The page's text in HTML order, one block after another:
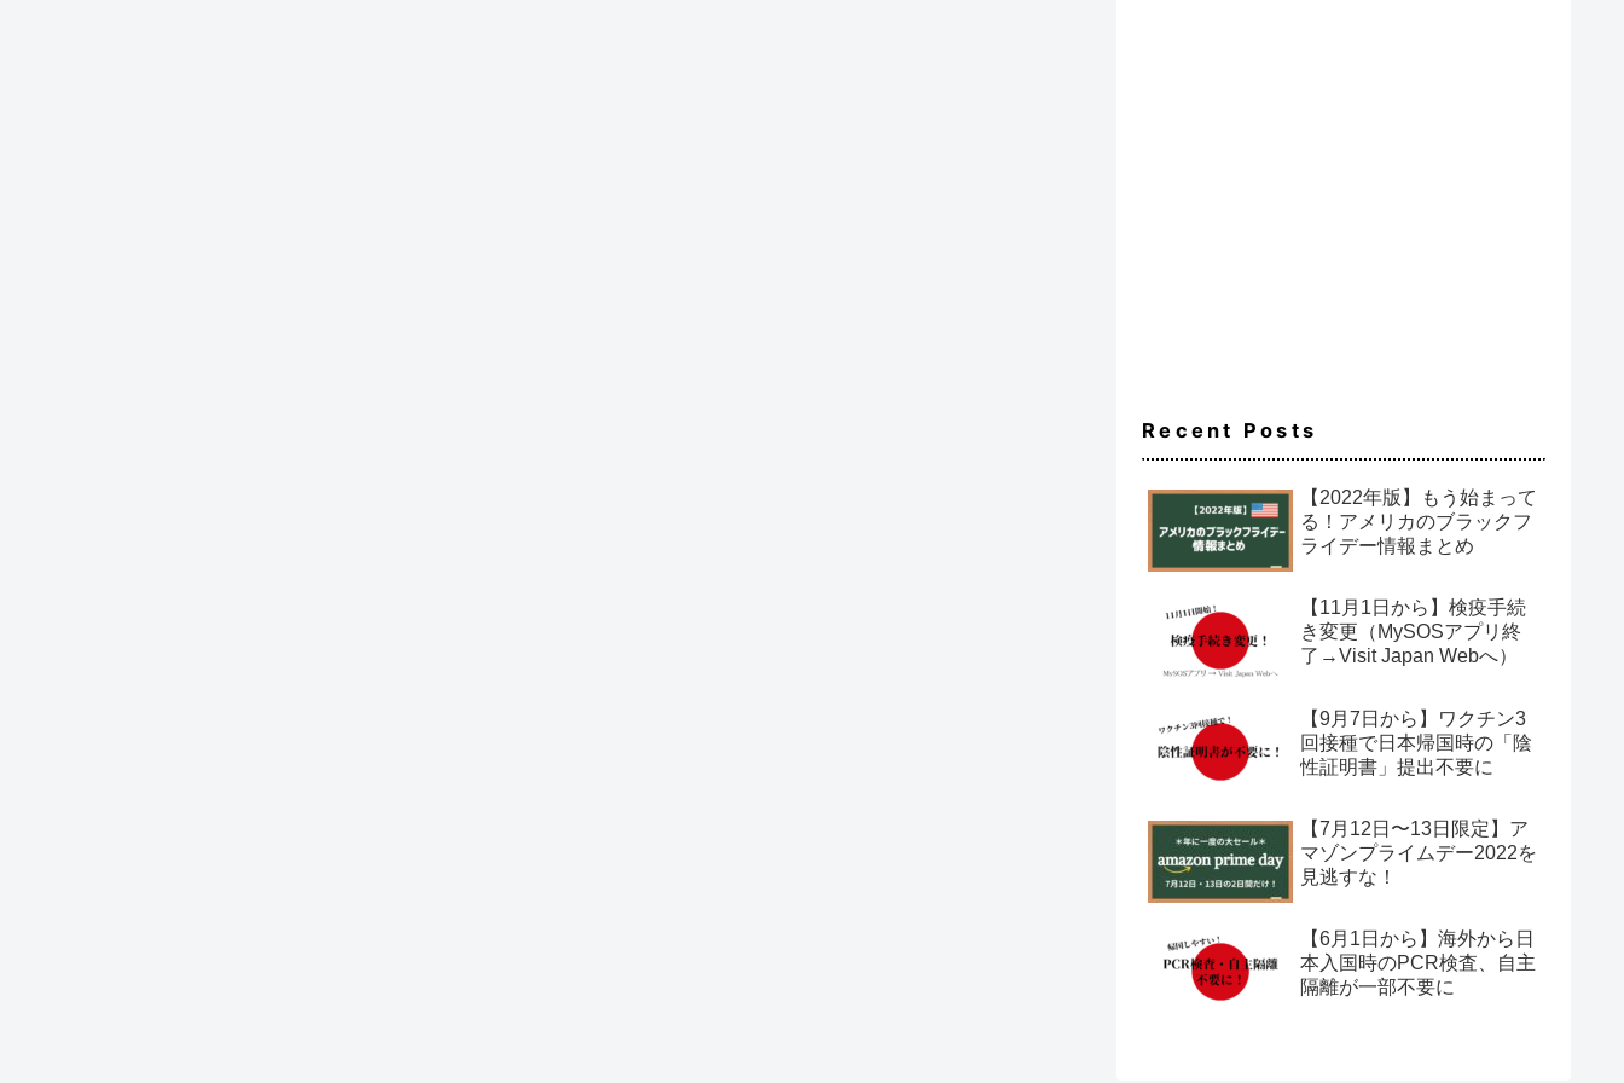
Recent Posts
【2022年版】もう始まって
る！アメリカのブラックフ
ライデー情報まとめ
【11月1日から】検疫手続
き変更（MySOSアプリ終
了→Visit Japan Webへ）
【9月7日から】ワクチン3
回接種で日本帰国時の「陰
性証明書」提出不要に
【7月12日〜13日限定】ア
マゾンプライムデー2022を
見逃すな！
【6月1日から】海外から日
本入国時のPCR検査、自主
隔離が一部不要に